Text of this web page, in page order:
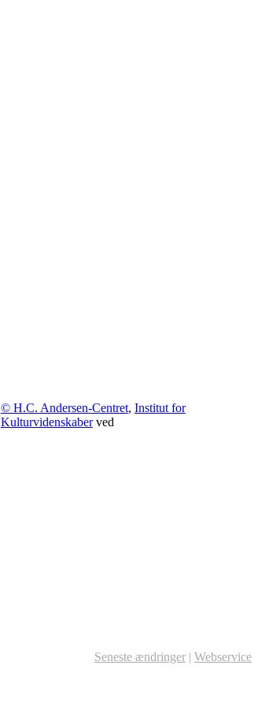
© H.C. Andersen-Centret, Institut for
Kulturvidenskaberved
Seneste ændringer | Webservice